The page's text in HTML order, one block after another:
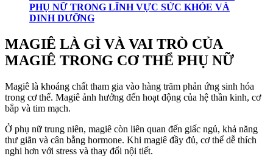
PHỤ NỮ TRONG LĨNH VỰC SỨC KHỎE VÀ
DINH DƯỠNG
MAGIÊ LÀ GÌ VÀ VAI TRÒ CỦA
MAGIÊ TRONG CƠ THỂ PHỤ NỮ
Magiê là khoáng chất tham gia vào hàng trăm phản ứng sinh hóa
trong cơ thể. Magiê ảnh hưởng đến hoạt động của hệ thần kinh, cơ
bắp và tim mạch.
Ở phụ nữ trung niên, magiê còn liên quan đến giấc ngủ, khả năng
thư giãn và cân bằng hormone. Khi magiê đầy đủ, cơ thể dễ thích
nghi hơn với stress và thay đổi nội tiết.